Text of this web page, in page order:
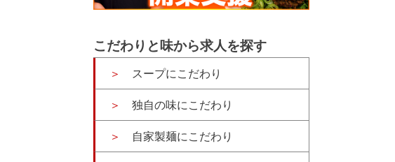
こだわりと味から求人を探す
スープにこだわり
独自の味にこだわり
自家製麺にこだわり